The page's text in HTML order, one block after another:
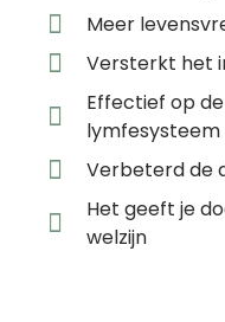
Meer
Versterkt het
Effectief op
lymfesysteem
Verbeterd de
Het geeft je
welzijn